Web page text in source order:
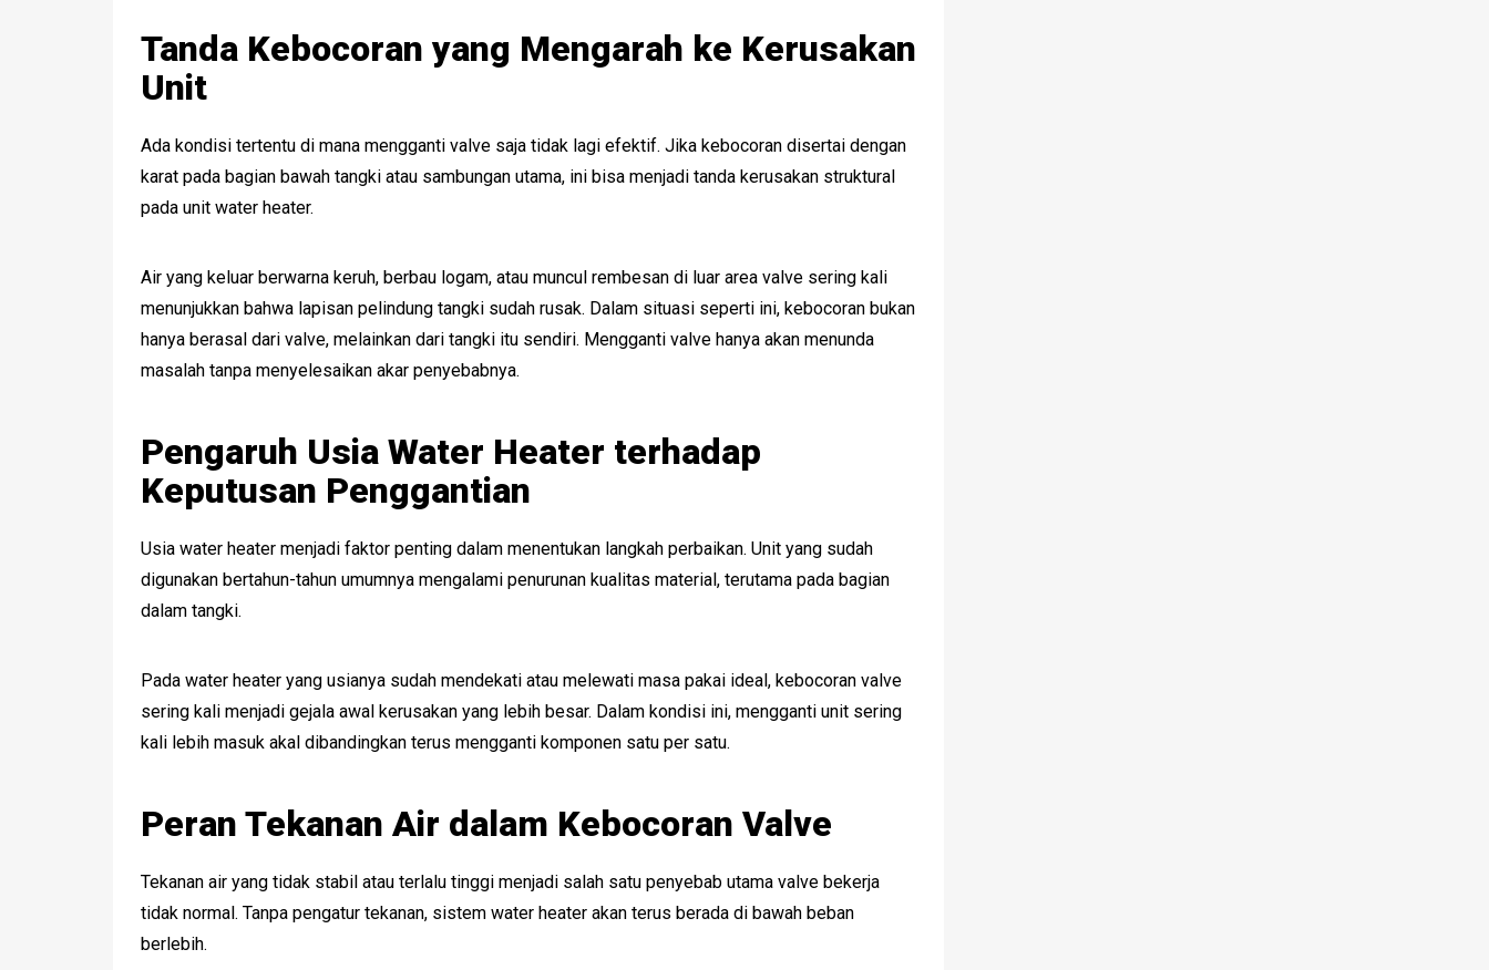
Tanda Kebocoran yang Mengarah ke Kerusakan
Unit
Ada kondisi tertentu di mana mengganti valve saja tidak lagi efektif. Jika kebocoran disertai dengan
karat pada bagian bawah tangki atau sambungan utama, ini bisa menjadi tanda kerusakan struktural
pada unit water heater.
Air yang keluar berwarna keruh, berbau logam, atau muncul rembesan di luar area valve sering kali
menunjukkan bahwa lapisan pelindung tangki sudah rusak. Dalam situasi seperti ini, kebocoran bukan
hanya berasal dari valve, melainkan dari tangki itu sendiri. Mengganti valve hanya akan menunda
masalah tanpa menyelesaikan akar penyebabnya.
Pengaruh Usia Water Heater terhadap
Keputusan Penggantian
Usia water heater menjadi faktor penting dalam menentukan langkah perbaikan. Unit yang sudah
digunakan bertahun-tahun umumnya mengalami penurunan kualitas material, terutama pada bagian
dalam tangki.
Pada water heater yang usianya sudah mendekati atau melewati masa pakai ideal, kebocoran valve
sering kali menjadi gejala awal kerusakan yang lebih besar. Dalam kondisi ini, mengganti unit sering
kali lebih masuk akal dibandingkan terus mengganti komponen satu per satu.
Peran Tekanan Air dalam Kebocoran Valve
Tekanan air yang tidak stabil atau terlalu tinggi menjadi salah satu penyebab utama valve bekerja
tidak normal. Tanpa pengatur tekanan, sistem water heater akan terus berada di bawah beban
berlebih.